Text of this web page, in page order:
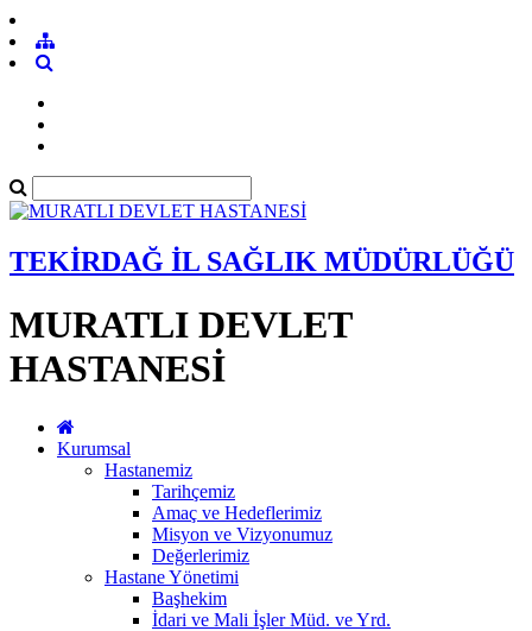
TEKİRDAĞ İL SAĞLIK MÜDÜRLÜĞÜ
MURATLI DEVLET
HASTANESİ
Kurumsal
Hastanemiz
Tarihçemiz
Amaç ve Hedeflerimiz
Misyon ve Vizyonumuz
Değerlerimiz
Hastane Yönetimi
Başhekim
İdari ve Mali İşler Müd. ve Yrd.